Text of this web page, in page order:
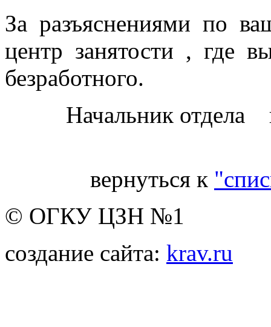
За разъяснениями по
центр занятости , где
безработного.
Начальник отдела
вернуться к
© ОГКУ ЦЗН №1
создание сайта: krav.ru